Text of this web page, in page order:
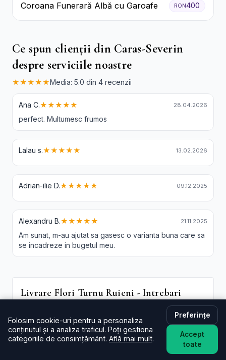
Coroana Funerară Albă cu Garoafe RON400
Ce spun clienții din Caras-Severin
despre serviciile noastre
★★★★★Media: 5.0 din 4 recenzii
Ana C.★★★★★ 28.04.2026
perfect. Multumesc frumos
Lalau s.★★★★★ 13.02.2026
Adrian-ilie D.★★★★★ 09.12.2025
Alexandru B.★★★★★ 21.11.2025
Am sunat, m-au ajutat sa gasesc o varianta buna care sa
se incadreze in bugetul meu.
Livrare Flori Turnu Ruieni - Intrebari
În cât timp livrați în Turnu Ruieni?
De regulă în aceeași zi (2–4 ore) pentru comenzi
plasate în intervalul programului. La checkout poți
livrare flori Turnu
Folosim cookie-uri pentru a personaliza
conținutul și a analiza traficul. Poți gestiona
categoriile de consimțământ. Află mai mult.
Preferințe
Accept
toate